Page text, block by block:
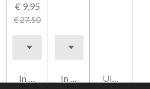
€ 9,95
€ 27,50
In winkelwagenIn winkelwagenUitverkocht